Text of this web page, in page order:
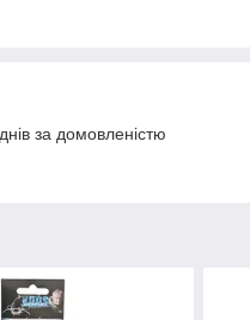
за домовленістю